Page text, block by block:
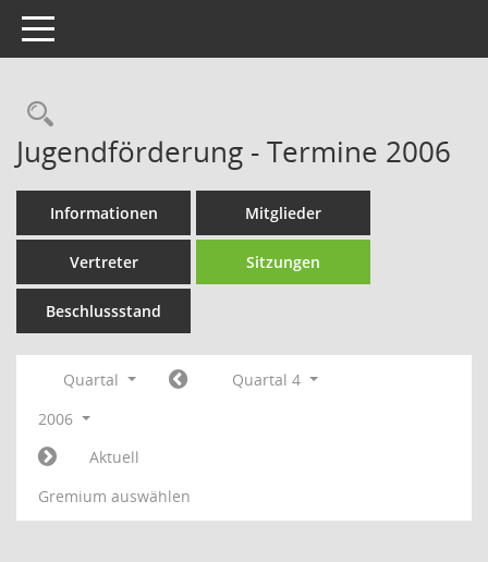
Toggle navigation
Rechercheauswahl
Jugendförderung - Termine 2006
Informationen Mitglieder
Vertreter Sitzungen
Beschlussstand
Quartal
Quartal 4
2006
Aktuell
Gremium auswählen